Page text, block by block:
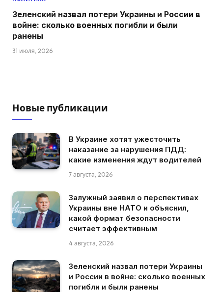
Зеленский назвал потери Украины и России в
войне: сколько военных погибли и были
ранены
31 июля, 2026
Новые публикации
В Украине хотят ужесточить
наказание за нарушения ПДД:
какие изменения ждут водителей
7 августа, 2026
Залужный заявил о перспективах
Украины вне НАТО и объяснил,
какой формат безопасности
считает эффективным
4 августа, 2026
Зеленский назвал потери Украины
и России в войне: сколько военных
погибли и были ранены